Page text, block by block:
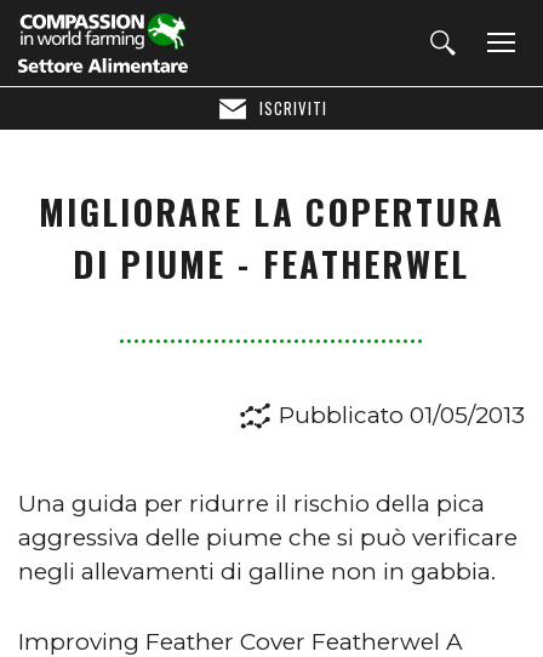
ISCRIVITI
MIGLIORARE LA COPERTURA
DI PIUME - FEATHERWEL
Pubblicato 01/05/2013
Una guida per ridurre il rischio della pica
aggressiva delle piume che si può verificare
negli allevamenti di galline non in gabbia.
Improving Feather Cover Featherwel A